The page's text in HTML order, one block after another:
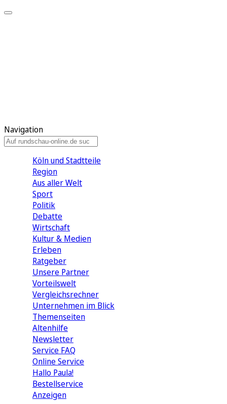
Navigation
Köln und Stadtteile
Region
Aus aller Welt
Sport
Politik
Debatte
Wirtschaft
Kultur & Medien
Erleben
Ratgeber
Unsere Partner
Vorteilswelt
Vergleichsrechner
Unternehmen im Blick
Themenseiten
Altenhilfe
Newsletter
Service FAQ
Online Service
Hallo Paula!
Bestellservice
Anzeigen